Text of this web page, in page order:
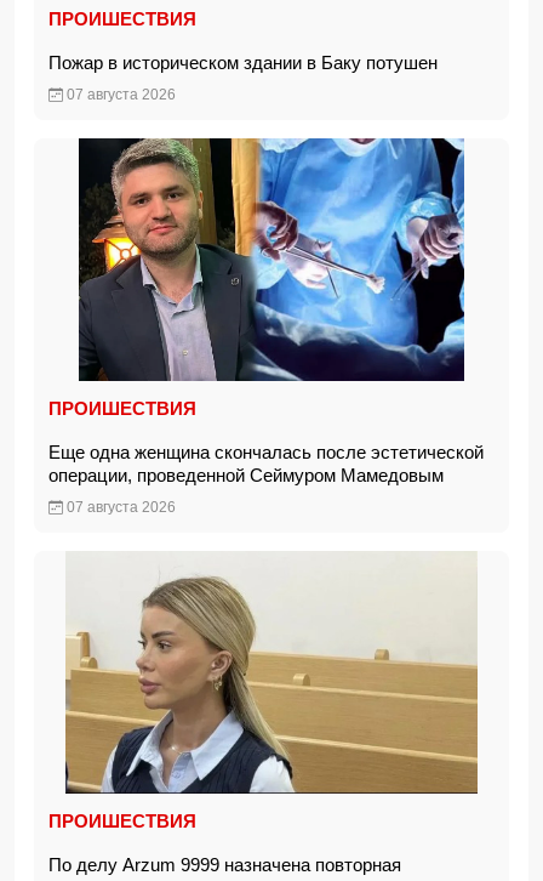
ПРОИШЕСТВИЯ
Пожар в историческом здании в Баку потушен
07 августа 2026
ПРОИШЕСТВИЯ
Еще одна женщина скончалась после эстетической
операции, проведенной Сеймуром Мамедовым
07 августа 2026
ПРОИШЕСТВИЯ
По делу Arzum 9999 назначена повторная